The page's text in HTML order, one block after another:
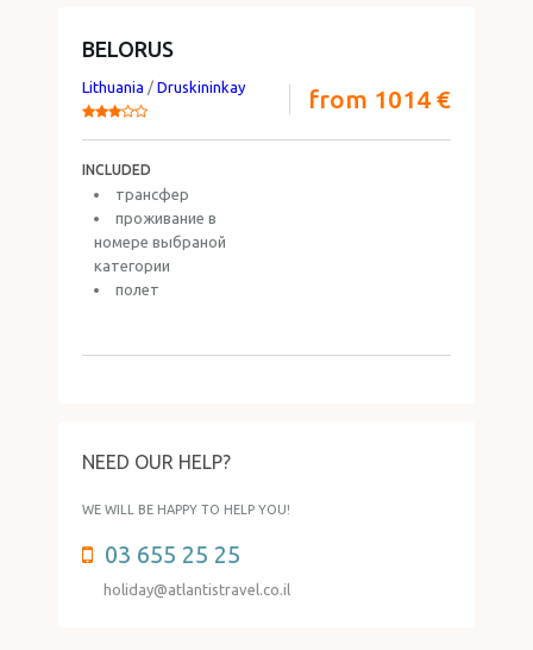
BELORUS
Lithuania / Druskininkay from 1014 €
INCLUDED
трансфер
проживание в
номере выбраной
категории
полет
NEED OUR HELP?
WE WILL BE HAPPY TO HELP YOU!
03 655 25 25
holiday@atlantistravel.co.il